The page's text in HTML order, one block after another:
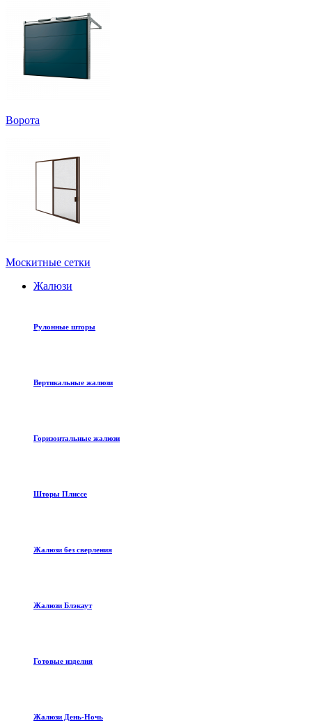
Ворота
Москитные сетки
Жалюзи
Рулонные шторы
Вертикальные жалюзи
Горизонтальные жалюзи
Шторы Плиссе
Жалюзи без сверления
Жалюзи Блэкаут
Готовые изделия
Жалюзи День-Ночь